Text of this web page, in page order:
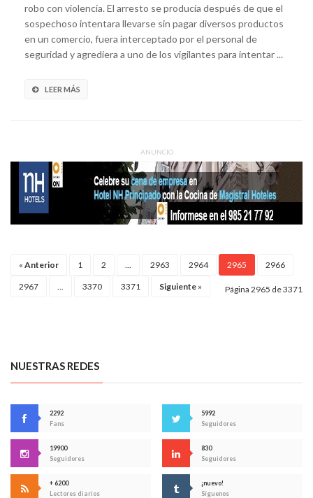
robo con violencia. El arresto se producía después de que el
sospechoso intentara llevarse sin pagar diversos productos
en un comercio, fuera interceptado por el personal de
seguridad y agrediera a uno de los vigilantes para intentar ...
LEER MÁS
ANUNCIO
« Anterior 1 2 2963 2964 2965 2966
2967 3370 3371 Siguiente » Página 2965 de 3371
NUESTRAS REDES
2292
Fans
5992
Seguidores
19900
Seguidores
830
Seguidores
+ 6200
Lectores diarios
¡nuevo!
Síguenos